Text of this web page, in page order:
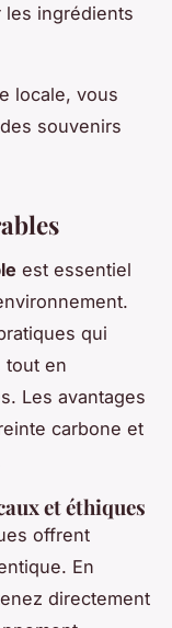
ingrédients
locale, vous
souvenirs
est essentiel
qui
tout en
Les avantages
carbone et
et éthiques
offrent
En
directement